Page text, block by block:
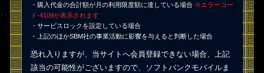
・購入代金の合計額が月の利用限度額に達している場合 ※エラーコー
ド-4109が表示されます
・サービスロックを設定している場合
・上記のほかSBM社の事業活動に影響を与えると判断した場合
恐れ入りますが、当サイトへ会員登録できない場合、上記
該当の可能性がございますので、ソフトバンクモバイルま